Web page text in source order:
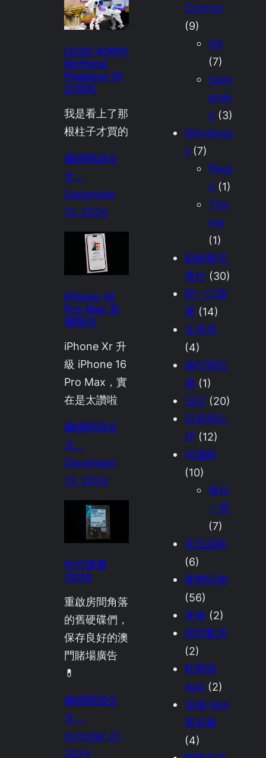
LEGO 40691
Mythical
Pegasus 神
話飛馬
我是看上了那
根柱子才買的
繼續閱讀全
文…
December
13, 2024
iPhone 16
Pro Max 新
機雜談
iPhone Xr 升
級 iPhone 16
Pro Max，實
在是太讚啦
繼續閱讀全
文…
December
13, 2024
時空膠囊
2024
重啟房間角落
的舊硬碟們，
保存良好的澳
門賭場廣告
💊
繼續閱讀全
文…
October 21,
2024
Control
(9)
Git
(7)
Subv
ersio
n (3)
Wordpres
s(7)
Plugi
n (1)
The
me
(1)
勸敗株式
會社 (30)
咬一口蘋
果 (14)
文具控
(4)
旅行與出
遊 (1)
日記(20)
玩具與公
仔(12)
玩攝影
(10)
每日
一照
(7)
生活品味
(6)
硬體玩物
(56)
美食 (2)
胡言亂語
(2)
軟體與
App (2)
這個 App
真有趣
(4)